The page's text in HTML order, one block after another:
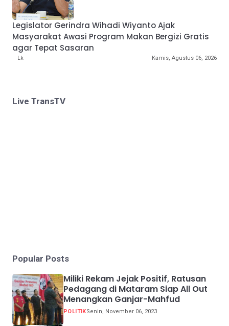
Legislator Gerindra Wihadi Wiyanto Ajak
Masyarakat Awasi Program Makan Bergizi Gratis
agar Tepat Sasaran
Lk Kamis, Agustus 06, 2026
Live TransTV
Popular Posts
Miliki Rekam Jejak Positif, Ratusan
Pedagang di Mataram Siap All Out
Menangkan Ganjar-Mahfud
POLITIKSenin, November 06, 2023